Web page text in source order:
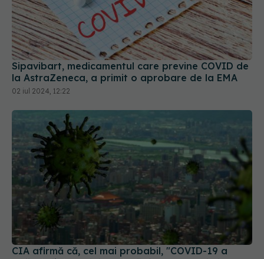
Sipavibart, medicamentul care previne COVID de
la AstraZeneca, a primit o aprobare de la EMA
02 iul 2024, 12:22
CIA afirmă că, cel mai probabil, "COVID-19 a
apărut dintr-un laborator": O scurgere de la
Institutul de Virologie din Wuhan